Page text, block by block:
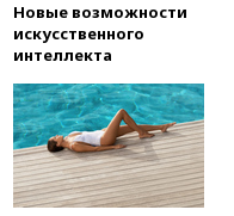
20:08 По всей Грузии
отключилось
20:00Зеленский связал
ракет с попыткой
принудить Киев к
Новые возможности
искусственного
интеллекта